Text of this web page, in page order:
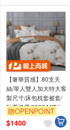
【奢華質感】80支天
絲/單人雙人加大特大客
製尺寸/床包枕套被套/
秋栗楓露/0802/MIT台
灣製
贈OPENPOINT
$1400